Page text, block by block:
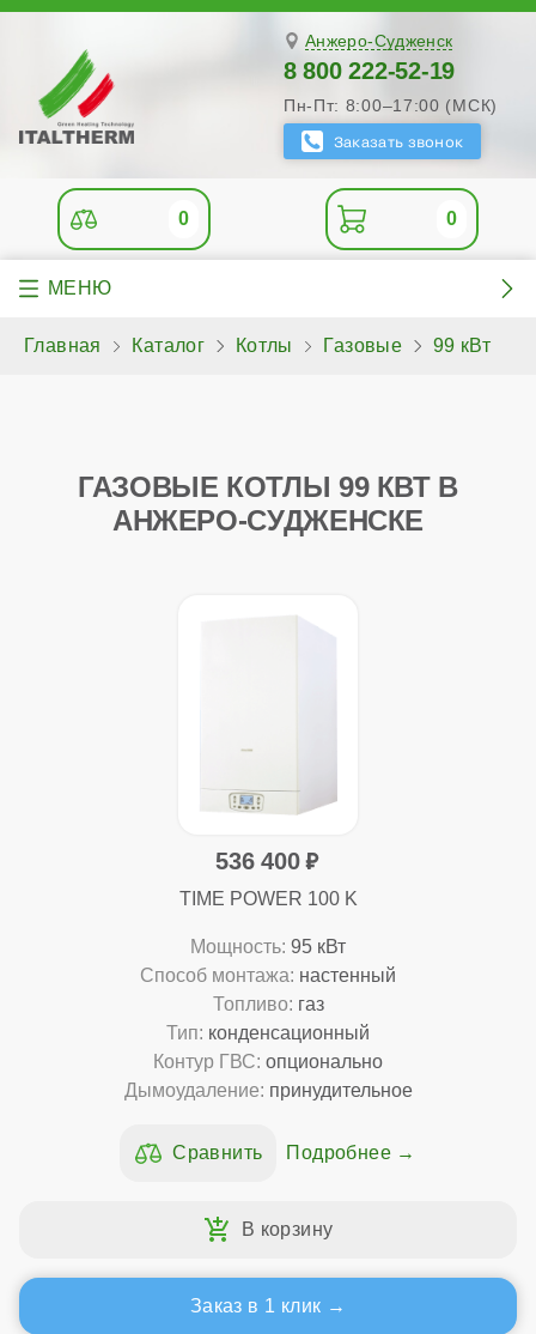
Анжеро-Судженск
8 800 222-52-19
Пн-Пт: 8:00–17:00 (МСК)
0 0
Главная Каталог Котлы Газовые 99 кВт
ГАЗОВЫЕ КОТЛЫ 99 КВТ В
АНЖЕРО-СУДЖЕНСКЕ
536 400
TIME POWER 100 K
Мощность: 95 кВт
Способ монтажа: настенный
Топливо: газ
Тип: конденсационный
Контур ГВС: опционально
Дымоудаление: принудительное
Подробнее
Заказ в 1 клик